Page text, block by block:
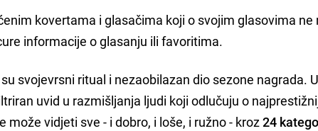
kovertama i glasačima koji o svojim glasovima ne
informacije o glasanju ili favoritima.
svojevrsni ritual i nezaobilazan dio sezone nagrada.
uvid u razmišljanja ljudi koji odlučuju o
vidjeti sve - i dobro, i loše, i ružno - kroz24